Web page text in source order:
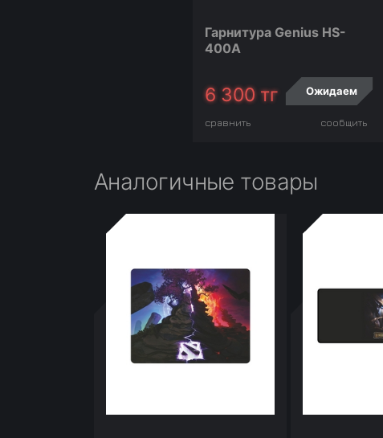
Гарнитура Genius HS-
400A
Ожидаем
6 300тг
сравнить сообщить
Аналогичные товары